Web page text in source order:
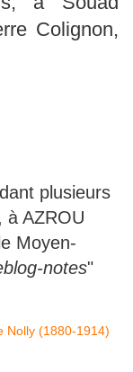
Colignon,
plusieurs
à AZROU
Moyen-
notes"
Nolly (1880-1914)